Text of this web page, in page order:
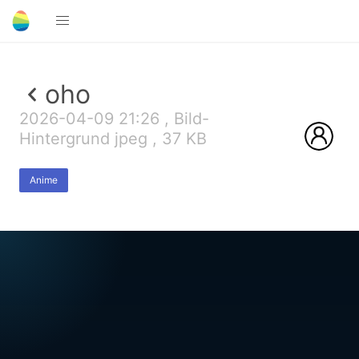
oho
2026-04-09 21:26 , Bild-
Hintergrund jpeg , 37 KB
Anime